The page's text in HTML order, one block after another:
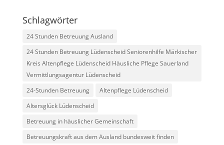
Schlagwörter
24 Stunden Betreuung Ausland
24 Stunden Betreuung Lüdenscheid Seniorenhilfe Märkischer
Kreis Altenpflege Lüdenscheid Häusliche Pflege Sauerland
Vermittlungsagentur Lüdenscheid
24-Stunden Betreuung
Altenpflege Lüdenscheid
Altersglück Lüdenscheid
Betreuung in häuslicher Gemeinschaft
Betreuungskraft aus dem Ausland bundesweit finden